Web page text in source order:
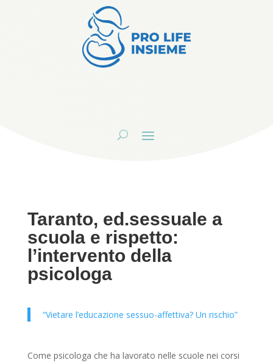
Taranto, ed.sessuale a
scuola e rispetto:
l’intervento della
psicologa
“Vietare l’educazione sessuo-affettiva? Un rischio”
Come psicologa che ha lavorato nelle scuole nei corsi